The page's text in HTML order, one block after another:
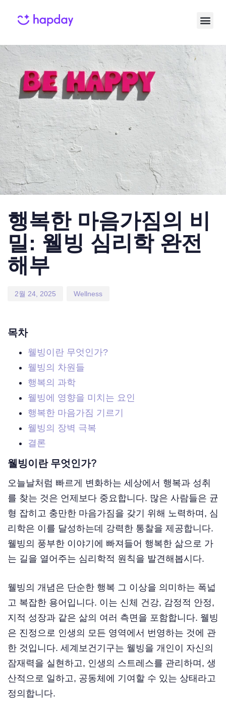
행복한 마음가짐의 비
밀: 웰빙 심리학 완전
해부
2월 24, 2025 Wellness
목차
웰빙이란 무엇인가?
웰빙의 차원들
행복의 과학
웰빙에 영향을 미치는 요인
행복한 마음가짐 기르기
웰빙의 장벽 극복
결론
웰빙이란 무엇인가?
오늘날처럼 빠르게 변화하는 세상에서 행복과 성취
를 찾는 것은 언제보다 중요합니다. 많은 사람들은 균
형 잡히고 충만한 마음가짐을 갖기 위해 노력하며, 심
리학은 이를 달성하는데 강력한 통찰을 제공합니다.
웰빙의 풍부한 이야기에 빠져들어 행복한 삶으로 가
는 길을 열어주는 심리학적 원칙을 발견해봅시다.
웰빙의 개념은 단순한 행복 그 이상을 의미하는 폭넓
고 복잡한 용어입니다. 이는 신체 건강, 감정적 안정,
지적 성장과 같은 삶의 여러 측면을 포함합니다. 웰빙
은 진정으로 인생의 모든 영역에서 번영하는 것에 관
한 것입니다. 세계보건기구는 웰빙을 개인이 자신의
잠재력을 실현하고, 인생의 스트레스를 관리하며, 생
산적으로 일하고, 공동체에 기여할 수 있는 상태라고
정의합니다.